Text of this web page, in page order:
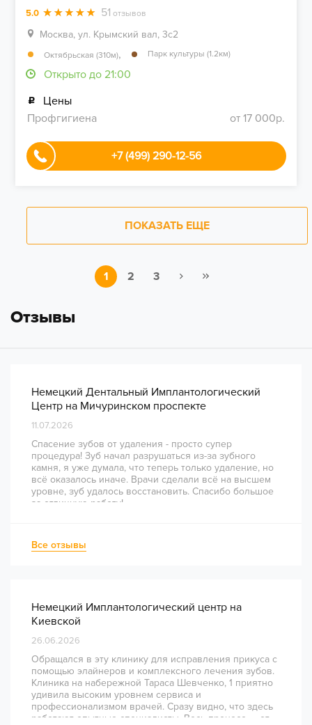
5.0 51 отзывов
Москва, ул. Крымский вал, 3с2
Октябрьская (310м), Парк культуры (1.2км)
Открыто до 21:00
Цены
Профгигиена
от 17 000р.
+7 (499) 290-12-56
ПОКАЗАТЬ ЕЩЕ
1 2 3
Отзывы
Немецкий Дентальный Имплантологический
Центр на Мичуринском проспекте
11.07.2026
Спасение зубов от удаления - просто супер
процедура! Зуб начал разрушаться из-за зубного
камня, я уже думала, что теперь только удаление, но
всё оказалось иначе. Врачи сделали всё на высшем
уровне, зуб удалось восстановить. Спасибо большое
за отличную работу!
Все отзывы
Немецкий Имплантологический центр на
Киевской
26.06.2026
Обращался в эту клинику для исправления прикуса с
помощью элайнеров и комплексного лечения зубов.
Клиника на набережной Тараса Шевченко, 1 приятно
удивила высоким уровнем сервиса и
профессионализмом врачей. Сразу видно, что здесь
работают опытные специалисты. Весь процесс — от